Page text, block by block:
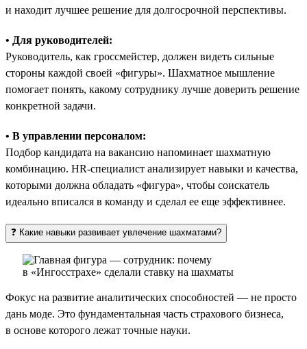
и находит лучшее решение для долгосрочной перспективы.
• Для руководителей:
Руководитель, как гроссмейстер, должен видеть сильные
стороны каждой своей «фигуры». Шахматное мышление
помогает понять, какому сотруднику лучше доверить решение
конкретной задачи.
• В управлении персоналом:
Подбор кандидата на вакансию напоминает шахматную
комбинацию. HR-специалист анализирует навыки и качества,
которыми должна обладать «фигура», чтобы соискатель
идеально вписался в команду и сделал ее еще эффективнее.
❓ Какие навыки развивает увлечение шахматами?
Фокус на развитие аналитических способностей — не просто
дань моде. Это фундаментальная часть страхового бизнеса,
в основе которого лежат точные науки.